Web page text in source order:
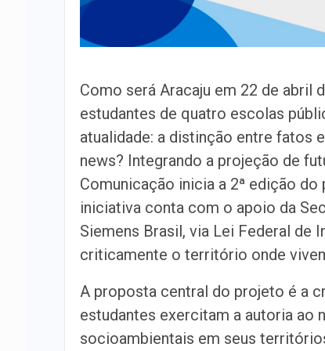
Como será Aracaju em 22 de abril
estudantes de quatro escolas
atualidade: a distinção entre fatos
news? Integrando a projeção de
Comunicação inicia a 2ª edição
iniciativa conta com o apoio da
Siemens Brasil, via Lei Federal de
criticamente o território onde
A proposta central do projeto é a
estudantes exercitam a autoria ao
socioambientais em seus